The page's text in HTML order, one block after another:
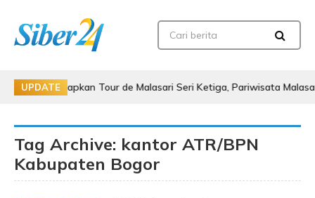
UPDATE
Tour de Malasari Seri Ketiga, Pariwisata Malasari Digenjot
Tag Archive: kantor ATR/BPN
Kabupaten Bogor